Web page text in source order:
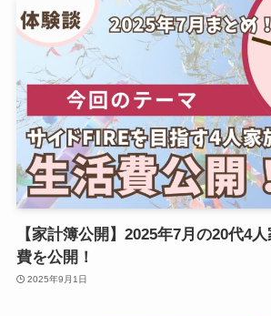
【家計簿公開】2025年7月の20代4
費を公開！
2025年9月1日